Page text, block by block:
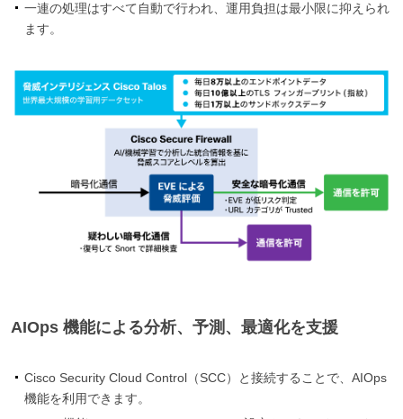
一連の処理はすべて自動で行われ、運用負担は最小限に抑えられ
ます。
AIOps 機能による分析、予測、最適化を支援
Cisco Security Cloud Control（SCC）と接続することで、AIOps
機能を利用できます。